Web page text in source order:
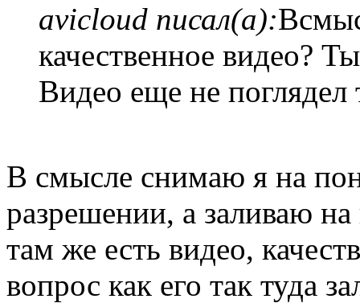
avicloud писал(а):
качественное видео?
Видео еще не
В смысле снимаю я на
разрешении, а заливаю
там же есть видео,
вопрос как его так туда